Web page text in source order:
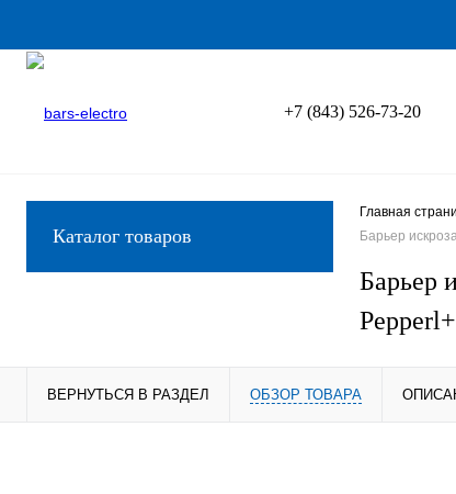
+7 (843) 526-73-20
Каталог товаров
Главная
Барьер
Барьер
ВЕРНУТЬСЯ В РАЗДЕЛ ОБЗОР ТОВАРА